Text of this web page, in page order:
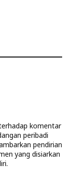
komentar
peribadi
pendirian
yang disiarkan